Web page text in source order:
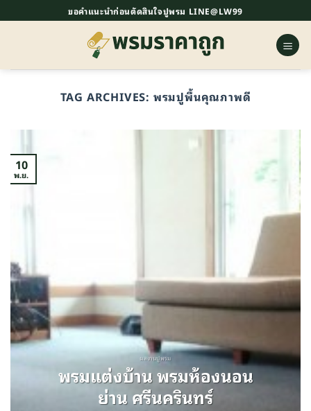
ไป
ขอคำแนะนำก่อนตัดสินใจปูพรม LINE@LW99
TAG ARCHIVES: พรมปูพื้นคุณภาพดี
ผลงานปูพรม
พรมแต่งบ้าน พรมห้องนอน
ย่าน ศรีนครินทร์
10
พ.ย.